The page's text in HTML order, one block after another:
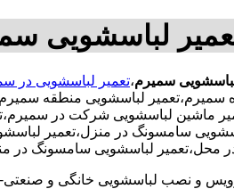
لباسشویی
سمیرم،تعمیر لباسشویی در
لباسشویی منطقه
ماشین لباسشویی شرکت در
سامسونگ در منزل،تعمیر
محل،تعمیر لباسشویی سامسونگ در
و نصب لباسشویی خانگی و صنعتی-